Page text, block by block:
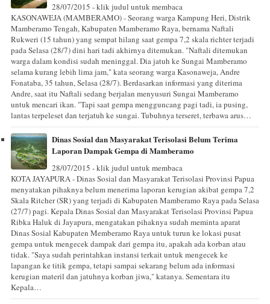
28/07/2015 - klik judul untuk membaca
KASONAWEJA (MAMBERAMO) - Seorang warga Kampung Heri, Distrik
Mamberamo Tengah, Kabupaten Mamberamo Raya, bernama Naftali
Rukweri (15 tahun) yang sempat hilang saat gempa 7,2 skala richter terjadi
pada Selasa (28/7) dini hari tadi akhirnya ditemukan. "Naftali ditemukan
warga dalam kondisi sudah meninggal. Dia jatuh ke Sungai Mamberamo
selama kurang lebih lima jam," kata seorang warga Kasonaweja, Andre
Fonataba, 35 tahun, Selasa (28/7). Berdasarkan informasi yang diterima
Andre, saat itu Naftali sedang berjalan menyusuri Sungai Mamberamo
untuk mencari ikan. "Tapi saat gempa mengguncang pagi tadi, ia pusing,
lantas terpeleset dan terjatuh ke sungai. Tubuhnya terseret, terbawa arus…
Dinas Sosial dan Masyarakat Terisolasi Belum Terima
Laporan Dampak Gempa di Mamberamo
28/07/2015 - klik judul untuk membaca
KOTA JAYAPURA - Dinas Sosial dan Masyarakat Terisolasi Provinsi Papua
menyatakan pihaknya belum menerima laporan kerugian akibat gempa 7,2
Skala Ritcher (SR) yang terjadi di Kabupaten Mamberamo Raya pada Selasa
(27/7) pagi. Kepala Dinas Sosial dan Masyarakat Terisolasi Provinsi Papua
Ribka Haluk di Jayapura, mengatakan pihaknya sudah meminta aparat
Dinas Sosial Kabupaten Memberamo Raya untuk turun ke lokasi pusat
gempa untuk mengecek dampak dari gempa itu, apakah ada korban atau
tidak. "Saya sudah perintahkan instansi terkait untuk mengecek ke
lapangan ke titik gempa, tetapi sampai sekarang belum ada informasi
kerugian materil dan jatuhnya korban jiwa," katanya. Sementara itu
Kepala…